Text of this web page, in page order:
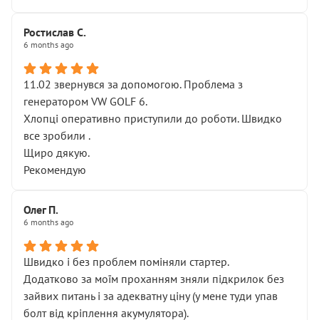
Ростислав С.
6 months ago
11.02 звернувся за допомогою. Проблема з
генератором VW GOLF 6.
Хлопці оперативно приступили до роботи. Швидко
все зробили .
Щиро дякую.
Рекомендую
Олег П.
6 months ago
Швидко і без проблем поміняли стартер.
Додатково за моїм проханням зняли підкрилок без
зайвих питань і за адекватну ціну (у мене туди упав
болт від кріплення акумулятора).